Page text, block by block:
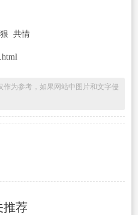
共情
为参考，如果网站中图片和文字侵
推荐